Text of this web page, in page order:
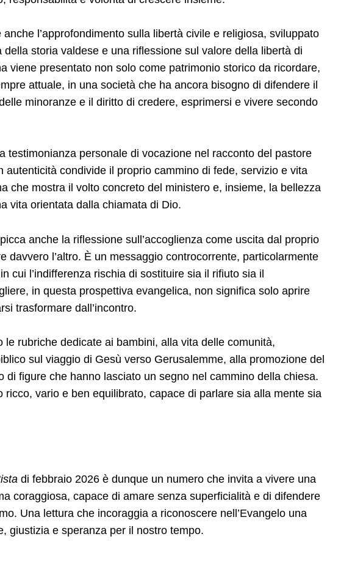
l’approfondimento sulla libertà civile e religiosa, sviluppato
della storia valdese e una riflessione sul valore della libertà di
viene presentato non solo come patrimonio storico da ricordare,
attuale, in una società che ha ancora bisogno di difendere il
minoranze e il diritto di credere, esprimersi e vivere secondo
testimonianza personale di vocazione nel racconto del pastore
autenticità condivide il proprio cammino di fede, servizio e vita
che mostra il volto concreto del ministero e, insieme, la bellezza
vita orientata dalla chiamata di Dio.
anche la riflessione sull’accoglienza come uscita dal proprio
davvero l’altro. È un messaggio controcorrente, particolarmente
cui l’indifferenza rischia di sostituire sia il rifiuto sia il
in questa prospettiva evangelica, non significa solo aprire
trasformare dall’incontro.
le rubriche dedicate ai bambini, alla vita delle comunità,
sul viaggio di Gesù verso Gerusalemme, alla promozione del
di figure che hanno lasciato un segno nel cammino della chiesa.
ricco, vario e ben equilibrato, capace di parlare sia alla mente sia
di febbraio 2026 è dunque un numero che invita a vivere una
coraggiosa, capace di amare senza superficialità e di difendere
Una lettura che incoraggia a riconoscere nell’Evangelo una
giustizia e speranza per il nostro tempo.